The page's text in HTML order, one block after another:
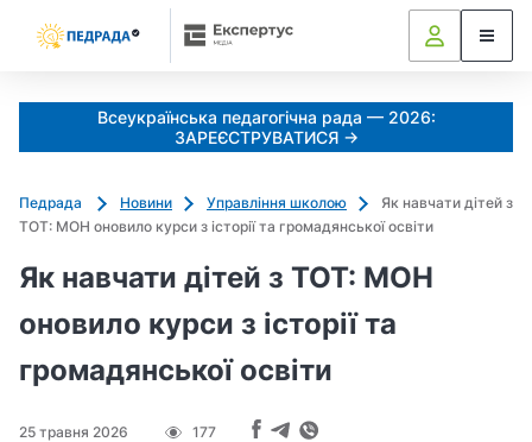
Всеукраїнська педагогічна рада — 2026:
ЗАРЕЄСТРУВАТИСЯ →
Педрада Новини Управління школою
Як навчати дітей з
ТОТ: МОН оновило курси з історії та громадянської освіти
Як навчати дітей з ТОТ: МОН
оновило курси з історії та
громадянської освіти
25 травня 2026 177